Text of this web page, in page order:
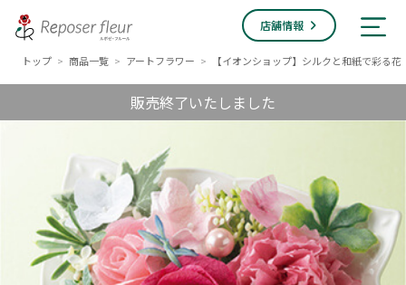
店舗情報
トップ > 商品一覧 > アートフラワー > 【イオンショップ】シルクと和紙で彩る
販売終了いたしました